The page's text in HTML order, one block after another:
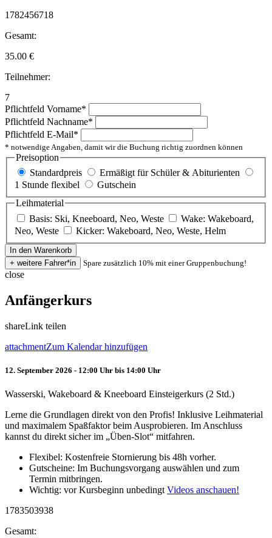
1782456718
Gesamt:
35.00 €
Teilnehmer:
7
Pflichtfeld Vorname*
Pflichtfeld Nachname*
Pflichtfeld E-Mail*
* notwendige Angaben, damit wir die Buchung richtig zuordnen können
Preisoption
Standardpreis
Ermäßigt für Schüler & Abiturienten
1 Stunde flexibel
Gutschein
Leihmaterial
Basis: Ski, Kneeboard, Neo, Weste
Wake: Wakeboard,
Neo, Weste
Kicker: Wakeboard, Neo, Weste, Helm
Spare zusätzlich 10% mit einer Gruppenbuchung!
close
Anfängerkurs
shareLink teilen
attachmentZum Kalendar hinzufügen
12. September 2026 - 12:00 Uhr bis 14:00 Uhr
Wasserski, Wakeboard & Kneeboard Einsteigerkurs (2 Std.)
Lerne die Grundlagen direkt von den Profis! Inklusive Leihmaterial
und maximalem Spaßfaktor beim Ausprobieren. Im Anschluss
kannst du direkt sicher im „Üben-Slot“ mitfahren.
Flexibel: Kostenfreie Stornierung bis 48h vorher.
Gutscheine: Im Buchungsvorgang auswählen und zum
Termin mitbringen.
Wichtig: vor Kursbeginn unbedingt Videos anschauen!
1783503938
Gesamt: